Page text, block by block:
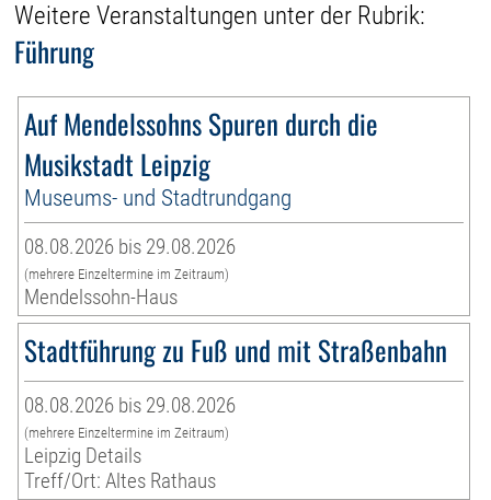
Weitere Veranstaltungen unter der Rubrik:
Führung
Auf Mendelssohns Spuren durch die
Musikstadt Leipzig
Museums- und Stadtrundgang
08.08.2026 bis 29.08.2026
(mehrere Einzeltermine im Zeitraum)
Mendelssohn-Haus
Stadtführung zu Fuß und mit Straßenbahn
08.08.2026 bis 29.08.2026
(mehrere Einzeltermine im Zeitraum)
Leipzig Details
Treff/Ort: Altes Rathaus